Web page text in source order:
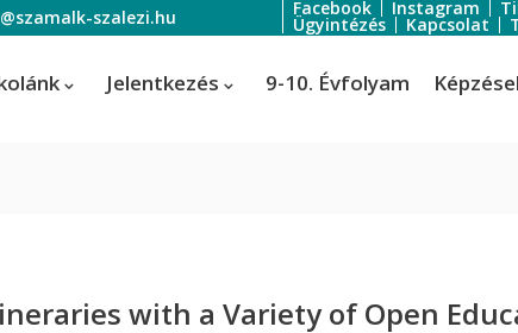
szalezi.hu Facebook Instagram
Ügyintézés Kapcsolat
Jelentkezés 9-10. Évfolyam
Informatikai rendszer- és
alkalmazás-üzemeltető
with a Variety of Open